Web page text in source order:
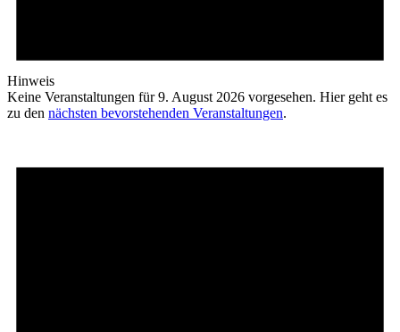
Hinweis
Keine Veranstaltungen für 9. August 2026 vorgesehen. Hier geht es
zu den nächsten bevorstehenden Veranstaltungen.